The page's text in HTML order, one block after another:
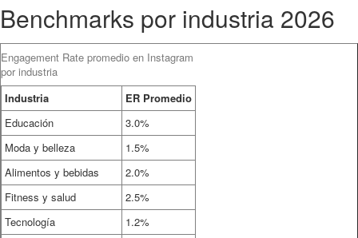
Benchmarks por industria 2026
Engagement Rate promedio en Instagram
por industria
Industria
ER Promedio
Educación
3.0%
Moda y belleza
1.5%
Alimentos y bebidas
2.0%
Fitness y salud
2.5%
Tecnología
1.2%